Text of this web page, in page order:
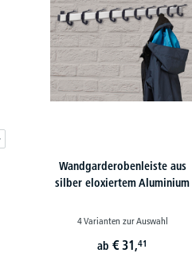
Wandgarderobenleiste aus
silber eloxiertem Aluminium
4 Varianten zur Auswahl
ab€ 31,41